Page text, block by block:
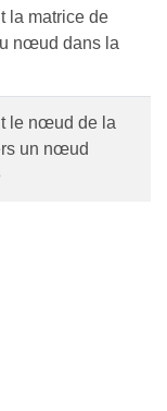
la matrice de
nœud dans la
le nœud de la
un nœud